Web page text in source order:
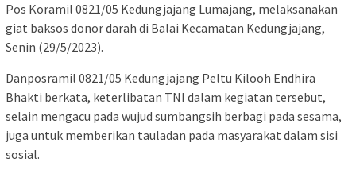
Pos Koramil 0821/05 Kedungjajang Lumajang, melaksanakan
giat baksos donor darah di Balai Kecamatan Kedungjajang,
Senin (29/5/2023).
Danposramil 0821/05 Kedungjajang Peltu Kilooh Endhira
Bhakti berkata, keterlibatan TNI dalam kegiatan tersebut,
selain mengacu pada wujud sumbangsih berbagi pada sesama,
juga untuk memberikan tauladan pada masyarakat dalam sisi
sosial.